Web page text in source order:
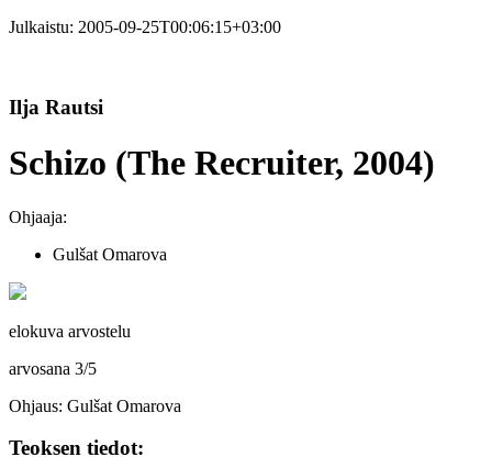
Julkaistu: 2005-09-25T00:06:15+03:00
Ilja Rautsi
Schizo (The Recruiter, 2004)
Ohjaaja:
Gulšat Omarova
elokuva arvostelu
arvosana 3/5
Ohjaus: Gulšat Omarova
Teoksen tiedot: